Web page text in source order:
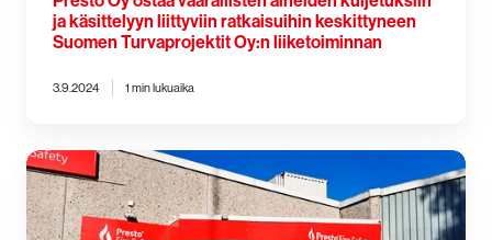
liiketoiminnan
ja käsittelyyn liittyviin ratkaisuihin keskittyneen
Suomen Turvaprojektit Oy:n liiketoiminnan
3.9.2024 1 min lukuaika
Sammutinhuolto
Santtu
Aitala
Oy